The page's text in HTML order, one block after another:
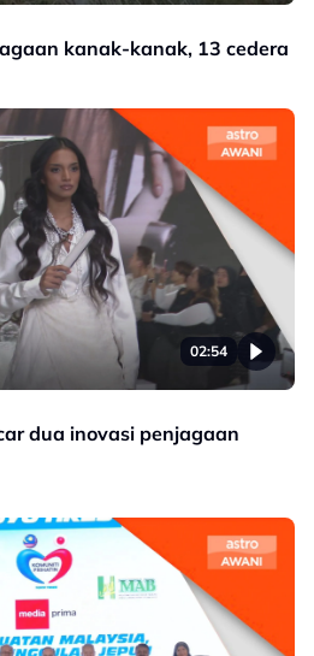
kanak-kanak, 13 cedera
02:54
dua inovasi penjagaan